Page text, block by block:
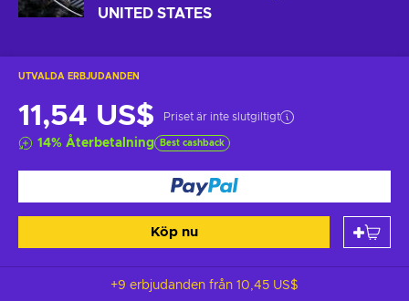
UNITED STATES
UTVALDA ERBJUDANDEN
11,54 US$ Priset är inte slutgiltigt
14% Återbetalning Best cashback
Köp nu
+9 erbjudanden från 10,45 US$